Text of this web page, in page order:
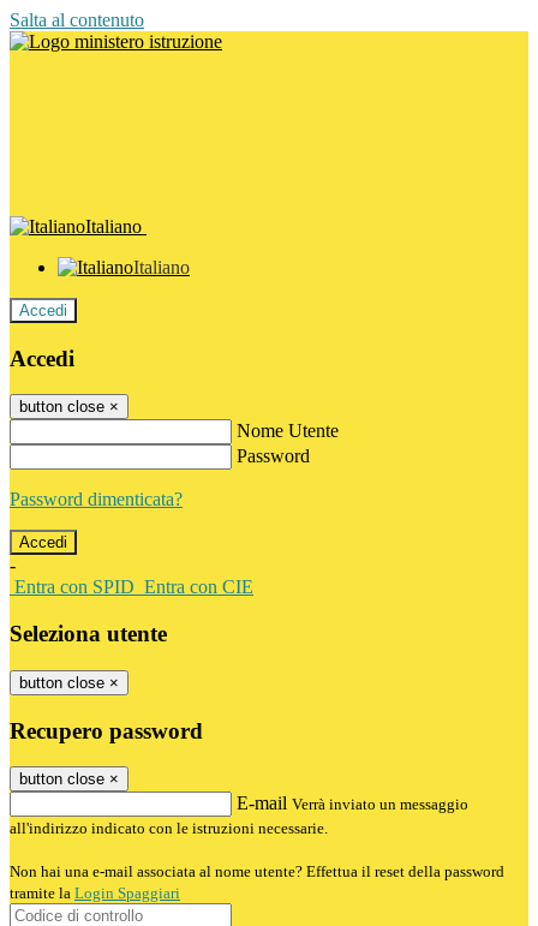
Salta al contenuto
Italiano
Italiano
Accedi
Accedi
button close ×
Nome Utente
Password
Password dimenticata?
-
Entra con SPID Entra con CIE
Seleziona utente
button close ×
Recupero password
button close ×
E-mail Verrà inviato un messaggio
all'indirizzo indicato con le istruzioni necessarie.
Non hai una e-mail associata al nome utente? Effettua il reset della password
tramite la Login Spaggiari